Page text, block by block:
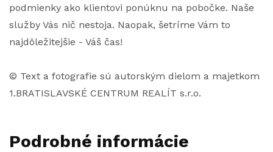
podmienky ako klientovi ponúknu na pobočke. Naše
služby Vás nič nestoja. Naopak, šetríme Vám to
najdôležitejšie - Váš čas!
© Text a fotografie sú autorským dielom a majetkom
1.BRATISLAVSKÉ CENTRUM REALÍT s.r.o.
Podrobné informácie